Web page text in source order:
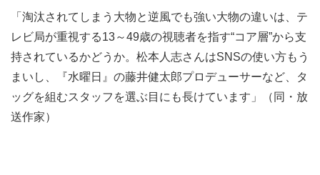
「淘汰されてしまう大物と逆風でも強い大物の違いは、テ
レビ局が重視する13～49歳の視聴者を指す“コア層”から支
持されているかどうか。松本人志さんはSNSの使い方もう
まいし、『水曜日』の藤井健太郎プロデューサーなど、タ
ッグを組むスタッフを選ぶ目にも長けています」（同・放
送作家）